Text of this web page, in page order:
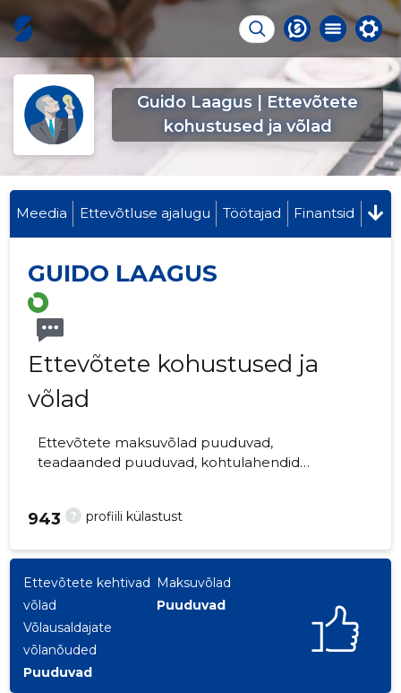
Guido Laagus | Ettevõtete
kohustused ja võlad
Meedia Ettevõtluse ajalugu Töötajad Finantsid
GUIDO LAAGUS
Ettevõtete kohustused ja
võlad
Ettevõtete maksuvõlad puuduvad,
teadaanded puuduvad, kohtulahendid
Ettevõtteid jälgib 0 inimest.
? profiili külastust
943
Ettevõtete kehtivad
võlad
Maksuvõlad
Puuduvad
Võlausaldajate
võlanõuded
Puuduvad